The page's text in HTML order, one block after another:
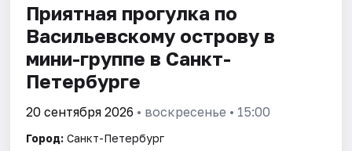
Города
Площадки
Артисты
Рейтинги
Приятная прогулка по
Васильевскому острову в
мини-группе в Санкт-
Петербурге
20 сентября 2026 • воскресенье • 15:00
Город: Санкт-Петербург